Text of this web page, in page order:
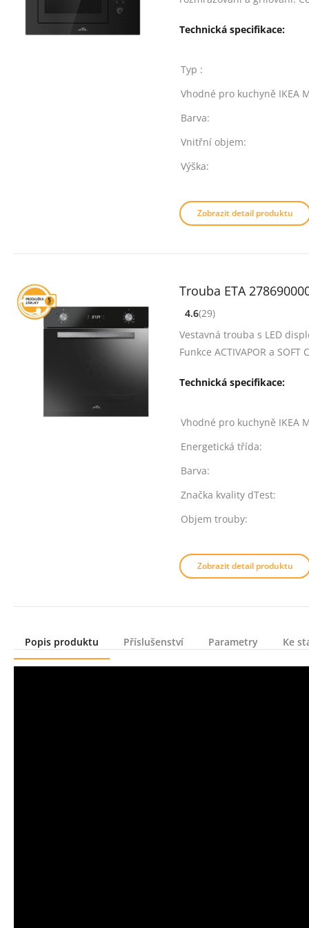
Technická specifikace:
Typ :
Vhodné pro kuchyně IKEA
Barva:
Vnitřní objem:
Výška:
Zobrazit detail produktu
Trouba ETA
[common_new:review_aria]
4.6
z 5
4.6(29)
Vestavná trouba s LED
Funkce ACTIVAPOR a
Technická specifikace:
Vhodné pro kuchyně IKEA
Energetická třída:
Barva:
Značka kvality dTest:
Objem trouby:
Zobrazit detail produktu
Popis produktu Příslušenství Parametry Ke